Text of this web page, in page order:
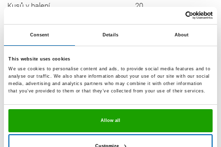
Consent Details About
This website uses cookies
We use cookies to personalise content and ads, to provide social media features and to
analyse our traffic. We also share information about your use of our site with our social
media, advertising and analytics partners who may combine it with other information
that you’ve provided to them or that they’ve collected from your use of their services.
Allow all
Customize
Kusů v balení
20
Vzhledem k technice zobrazení se mohou uvedené
barvy lišit od originálních barev výrobků.
Výrobky, balení nebo barvy jsou k dispozici ze skladu
v obvyklém množství.
Kalkulátor spotřeby